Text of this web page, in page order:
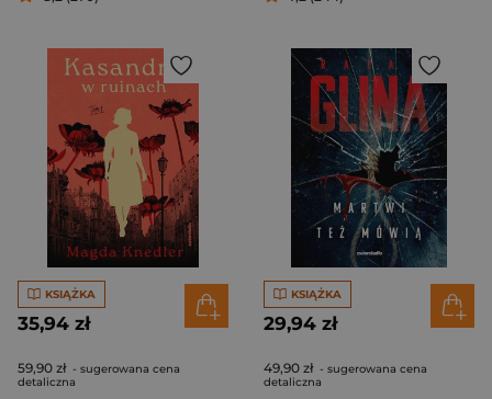
KSIĄŻKA
35,94 zł
59,90 zł - sugerowana cena
detaliczna
KSIĄŻKA
29,94 zł
49,90 zł - sugerowana cena
detaliczna